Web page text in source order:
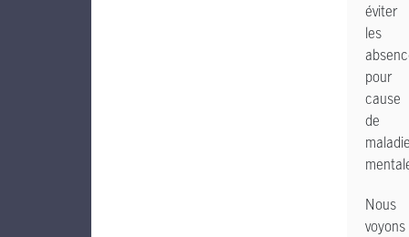
éviter
les
pour
cause
de
Nous
voyons